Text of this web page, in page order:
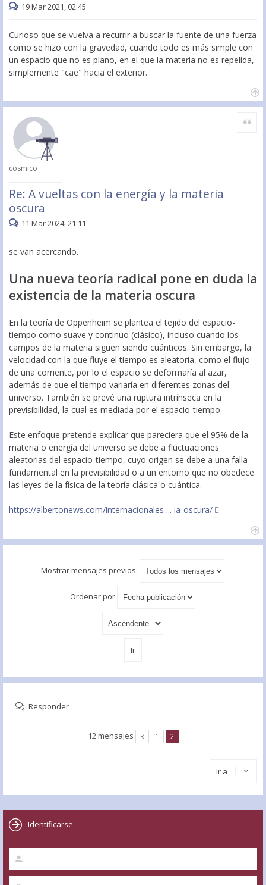
19 Mar 2021, 02:45
Curioso que se vuelva a recurrir a buscar la fuente de una fuerza
como se hizo con la gravedad, cuando todo es más simple con
un espacio que no es plano, en el que la materia no es repelida,
simplemente "cae" hacia el exterior.
cosmico
Re: A vueltas con la energía y la materia
oscura
Citar
11 Mar 2024, 21:11
se van acercando.
Una nueva teoría radical pone en duda la
existencia de la materia oscura
En la teoría de Oppenheim se plantea el tejido del espacio-
tiempo como suave y continuo (clásico), incluso cuando los
campos de la materia siguen siendo cuánticos. Sin embargo, la
velocidad con la que fluye el tiempo es aleatoria, como el flujo
de una corriente, por lo el espacio se deformaría al azar,
además de que el tiempo variaría en diferentes zonas del
universo. También se prevé una ruptura intrínseca en la
previsibilidad, la cual es mediada por el espacio-tiempo.
Este enfoque pretende explicar que pareciera que el 95% de la
materia o energía del universo se debe a fluctuaciones
aleatorias del espacio-tiempo, cuyo origen se debe a una falla
fundamental en la previsibilidad o a un entorno que no obedece
las leyes de la física de la teoría clásica o cuántica.
https://albertonews.com/internacionales ... ia-oscura/
Mostrar mensajes previos:
Ordenar por
Responder
12 mensajes 1 2
Ir a
Identificarse